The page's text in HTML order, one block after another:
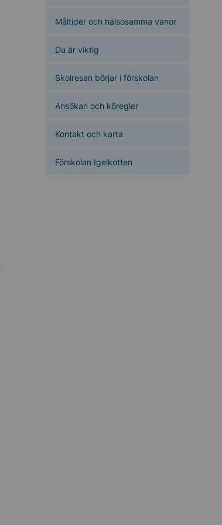
Måltider och hälsosamma vanor
Du är viktig
Skolresan börjar i förskolan
Ansökan och köregler
Kontakt och karta
Förskolan Igelkotten